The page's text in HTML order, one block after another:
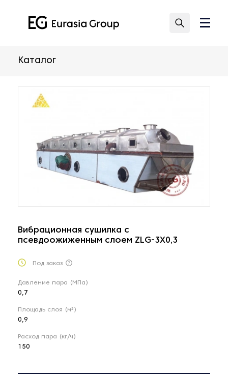
Каталог
Вибрационная сушилка с
псевдоожиженным слоем ZLG-3X0,3
Под заказ
Давление пара (МПа)
0,7
Площадь слоя (м²)
0,9
Расход пара (кг/ч)
150